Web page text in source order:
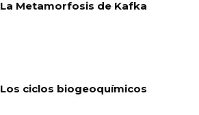
La Metamorfosis de Kafka
Los ciclos biogeoquímicos